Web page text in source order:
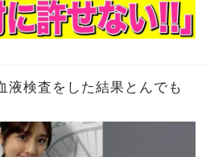
液検査をした結果とんでも